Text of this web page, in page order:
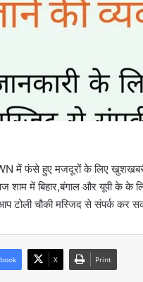
में फंसे हुए मजदूरों के लिए
शाम में बिहार,बंगाल और यूपी के के
टोली चौकी मस्जिद से संपर्क कर
X Print